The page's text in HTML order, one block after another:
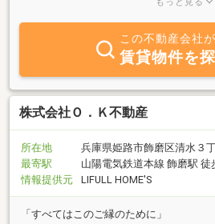
の大事な資産である不動産について、ぜ
この不動産会社
賃貸物件を
株式会社Ｏ．Ｋ不動産
所在地
兵庫県姫路市飾磨区清水３
最寄駅
山陽電気鉄道本線 飾磨駅 徒
情報提供元
LIFULL HOME'S
「すべてはこのご縁のために」